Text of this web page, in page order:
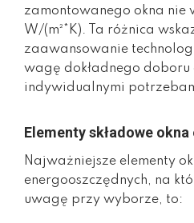
zamontowanego okna nie
W/(m²*K). Ta różnica
zaawansowanie
wagę dokładnego doboru
indywidualnymi
Elementy składowe
Najważniejsze elementy
energooszczędnych, na
uwagę przy wyborze, to: